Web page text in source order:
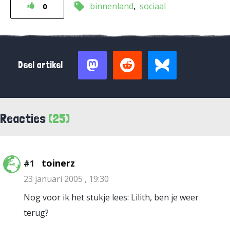
0 binnenland sociaal
Deel artikel
Reacties (25)
#1 toinerz
23 januari 2005 , 19:30
Nog voor ik het stukje lees: Lilith, ben je weer
terug?